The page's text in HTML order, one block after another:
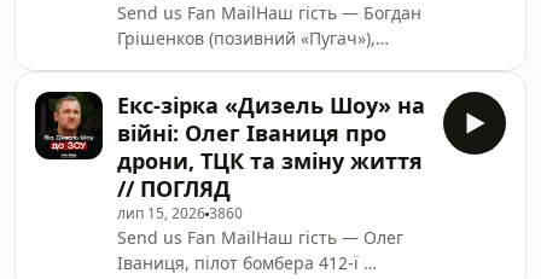
Send us Fan MailНаш гість — Богдан
Грішенков (позивний «Пугач»),
підтримайте нашу роботу на:БАЗА
від Монобанк:
https://base.mono.bank/grntmedia
———З питань рекламних
інтеграцій пишіть - ads@grnt.media
———Таймкоди:00:00 Вступ00:50 —
Трансформація підрозділу
Екс-зірка «Дизель Шоу» на
війні: Олег Іваниця про
дрони, ТЦК та зміну життя
// ПОГЛЯД
лип 15, 20263860
Send us Fan MailНаш гість — Олег
Іваниця, пілот бомбера 412-ї